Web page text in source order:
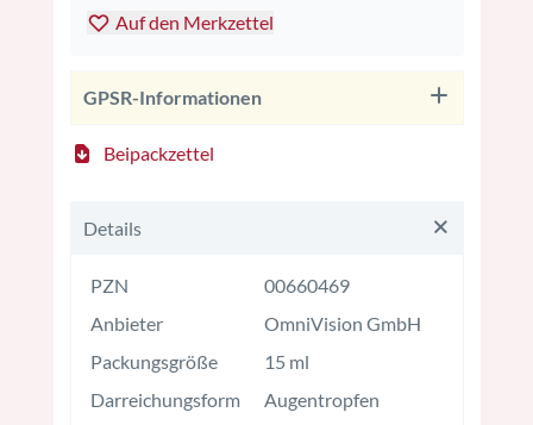
Auf den Merkzettel
GPSR-Informationen
Beipackzettel
Details
PZN
00660469
Anbieter
OmniVision GmbH
Packungsgröße
15 ml
Darreichungsform
Augentropfen